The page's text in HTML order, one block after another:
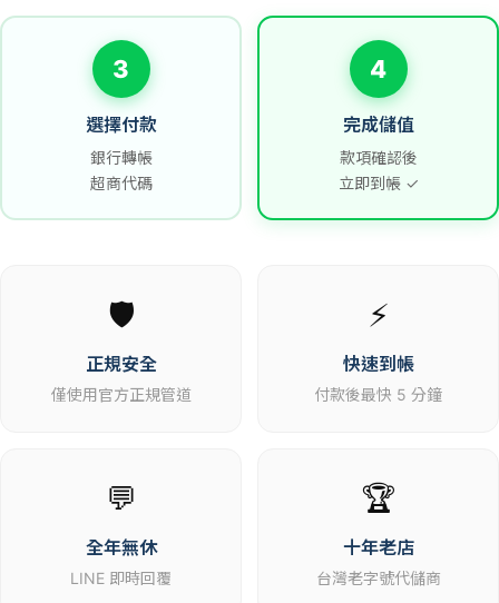
3
選擇付款
銀行轉帳
超商代碼
4
完成儲值
款項確認後
立即到帳 ✓
🛡️
正規安全
僅使用官方正規管道
⚡
快速到帳
付款後最快 5 分鐘
💬
全年無休
LINE 即時回覆
🏆
十年老店
台灣老字號代儲商